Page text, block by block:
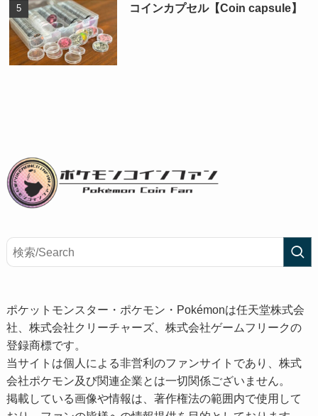
コインカプセル【Coin capsule】
ポケットモンスター・ポケモン・Pokémonは任天堂株式会
社、株式会社クリーチャーズ、株式会社ゲームフリークの
登録商標です。
当サイトは個人による非営利のファンサイトであり、株式
会社ポケモン及び関連企業とは一切関係ございません。
掲載している画像や情報は、著作権法の範囲内で使用して